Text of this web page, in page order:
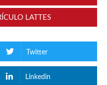
LATTES
Twitter
Linkedin